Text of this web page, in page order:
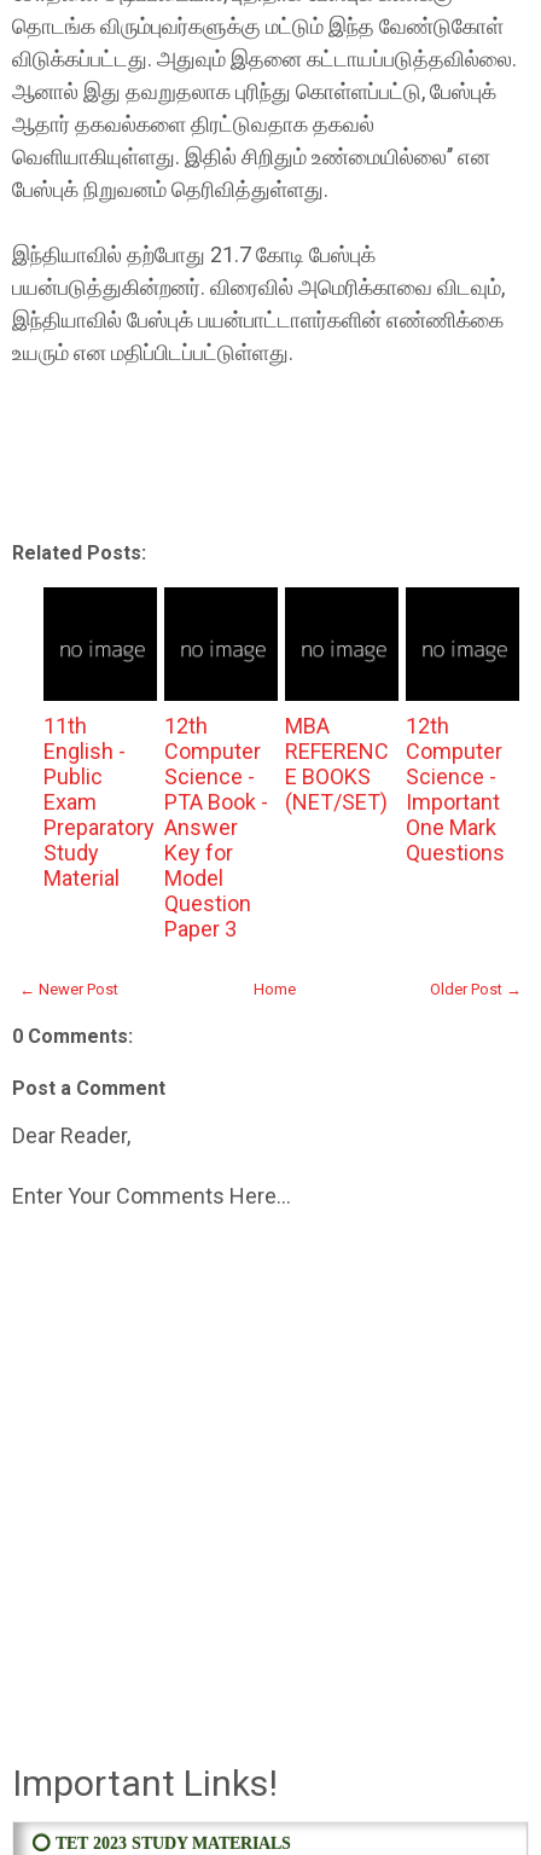
தொடங்க விரும்புவர்களுக்கு மட்டும் இந்த வேண்டுகோள்
விடுக்கப்பட்டது. அதுவும் இதனை கட்டாயப்படுத்தவில்லை.
ஆனால் இது தவறுதலாக புரிந்து கொள்ளப்பட்டு, பேஸ்புக்
ஆதார் தகவல்களை திரட்டுவதாக தகவல்
வெளியாகியுள்ளது. இதில் சிறிதும் உண்மையில்லை’’ என
பேஸ்புக் நிறுவனம் தெரிவித்துள்ளது.
இந்தியாவில் தற்போது 21.7 கோடி பேஸ்புக்
பயன்படுத்துகின்றனர். விரைவில் அமெரிக்காவை விடவும்,
இந்தியாவில் பேஸ்புக் பயன்பாட்டாளர்களின் எண்ணிக்கை
உயரும் என மதிப்பிடப்பட்டுள்ளது.
Related Posts:
11th
English -
Public
Exam
Preparatory
Study
Material
12th
Computer
Science -
PTA Book -
Answer
Key for
Model
Question
Paper 3
MBA
REFERENC
E BOOKS
(NET/SET)
12th
Computer
Science -
Important
One Mark
Questions
← Newer Post Older Post →
Home
0 Comments:
Post a Comment
Dear Reader,
Enter Your Comments Here...
Important Links!
⭕ TET 2023 STUDY MATERIALS